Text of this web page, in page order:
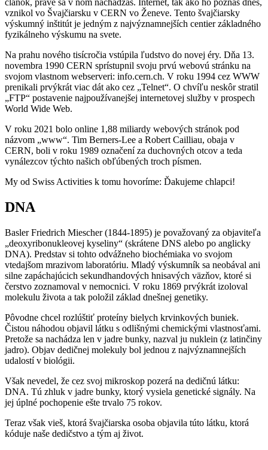
vznikol vo Švajčiarsku v CERN vo Ženeve. Tento švajčiarsky
výskumný inštitút je jedným z najvýznamnejších centier základného
fyzikálneho výskumu na svete.
Na prahu nového tisícročia vstúpila ľudstvo do novej éry. Dňa 13.
novembra 1990 CERN sprístupnil svoju prvú webovú stránku na
svojom vlastnom webserveri: info.cern.ch. V roku 1994 cez WWW
prenikali prvýkrát viac dát ako cez „Telnet“. O chvíľu neskôr stratil
„FTP“ postavenie najpoužívanejšej internetovej služby v prospech
World Wide Web.
V roku 2021 bolo online 1,88 miliardy webových stránok pod
názvom „www“. Tim Berners-Lee a Robert Cailliau, obaja v
CERN, boli v roku 1989 označení za duchovných otcov a teda
vynálezcov týchto našich obľúbených troch písmen.
My od Swiss Activities k tomu hovoríme: Ďakujeme chlapci!
DNA
Basler Friedrich Miescher (1844-1895) je považovaný za objaviteľa
„deoxyribonukleovej kyseliny“ (skrátene DNS alebo po anglicky
DNA). Predstav si tohto odvážneho biochémiaka vo svojom
vtedajšom mrazivom laboratóriu. Mladý výskumník sa neobával ani
silne zapáchajúcich sekundhandových hnisavých väzňov, ktoré si
čerstvo zoznamoval v nemocnici. V roku 1869 prvýkrát izoloval
molekulu života a tak položil základ dnešnej genetiky.
Pôvodne chcel rozlúštiť proteíny bielych krvinkových buniek.
Čistou náhodou objavil látku s odlišnými chemickými vlastnosťami.
Pretože sa nachádza len v jadre bunky, nazval ju nuklein (z latinčiny
jadro). Objav dedičnej molekuly bol jednou z najvýznamnejších
udalostí v biológii.
Však nevedel, že cez svoj mikroskop pozerá na dedičnú látku:
DNA. Tú zhluk v jadre bunky, ktorý vysiela genetické signály. Na
jej úplné pochopenie ešte trvalo 75 rokov.
Teraz však vieš, ktorá švajčiarska osoba objavila túto látku, ktorá
kóduje naše dedičstvo a tým aj život.